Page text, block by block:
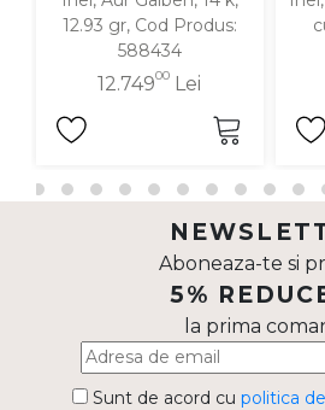
12.93 gr, Cod Produs:
588434
12.74900 Lei
Aboneaza-te si
5%
la prima
Sunt de acord cu politica